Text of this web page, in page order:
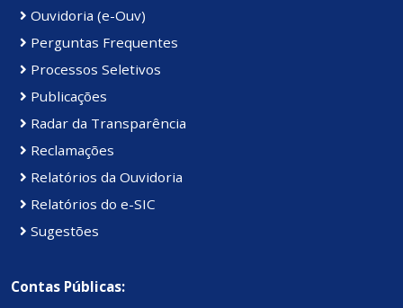
Ouvidoria (e-Ouv)
Perguntas Frequentes
Processos Seletivos
Publicações
Radar da Transparência
Reclamações
Relatórios da Ouvidoria
Relatórios do e-SIC
Sugestões
Contas Públicas: